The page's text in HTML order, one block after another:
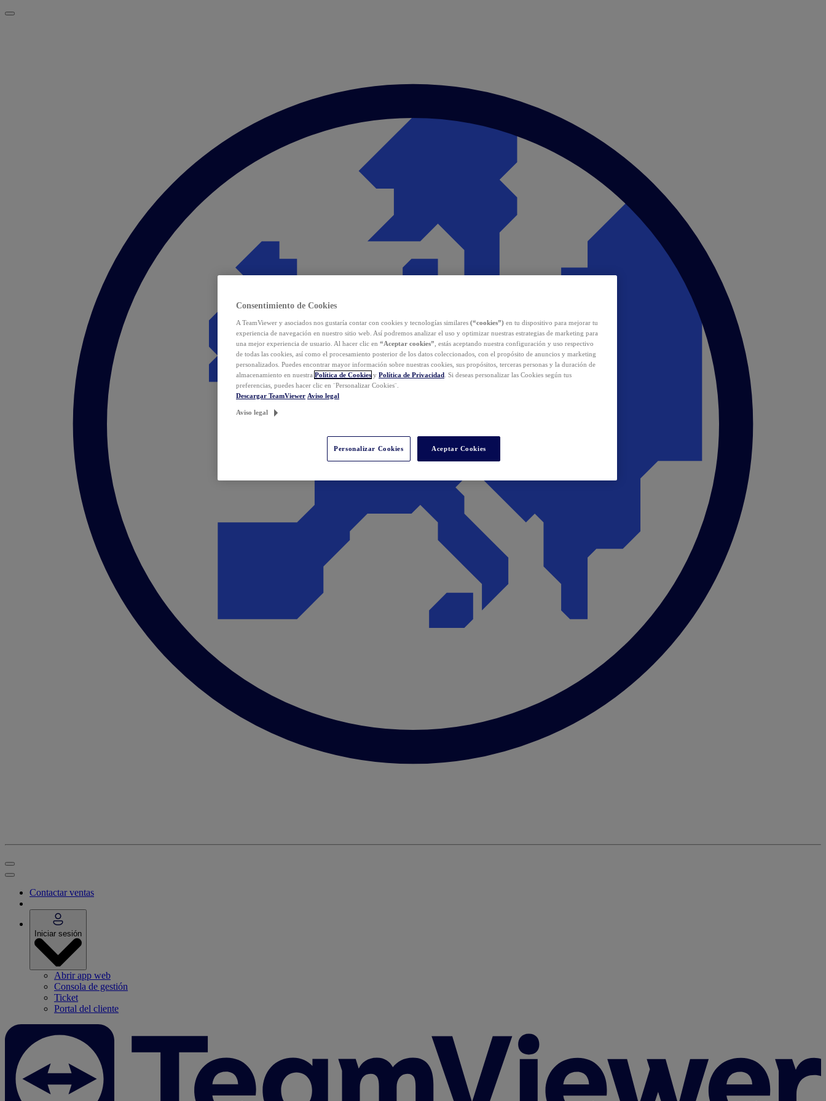
Contactar ventas
Iniciar sesión
Abrir app web
Consola de gestión
Ticket
Portal del cliente
Consentimiento de Cookies
A TeamViewer y asociados nos gustaría contar con cookies y tecnologías similares (“cookies”) en tu dispositivo para mejorar tu
experiencia de navegación en nuestro sitio web. Así podremos analizar el uso y optimizar nuestras estrategias de marketing para
una mejor experiencia de usuario. Al hacer clic en “Aceptar cookies” , estás aceptando nuestra configuración y uso respectivo
de todas las cookies, así como el procesamiento posterior de los datos coleccionados, con el propósito de anuncios y marketing
personalizados. Puedes encontrar mayor información sobre nuestras cookies, sus propósitos, terceras personas y la duración de
almacenamiento en nuestra Política de Cookies y Política de Privacidad . Si deseas personalizar las Cookies según tus
preferencias, puedes hacer clic en ¨Personalizar Cookies¨.
Descargar TeamViewer Aviso legal
Aviso legal
Personalizar Cookies Aceptar Cookies